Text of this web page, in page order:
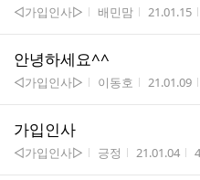
게시판명
◁가입인사▷ 작성자
배민맘 작성시간
21.01.15
안녕하세요^^
게시판명
◁가입인사▷ 작성자
이동호 작성시간
21.01.09
가입인사
게시판명
◁가입인사▷ 작성자
긍정 작성시간
21.01.04 4